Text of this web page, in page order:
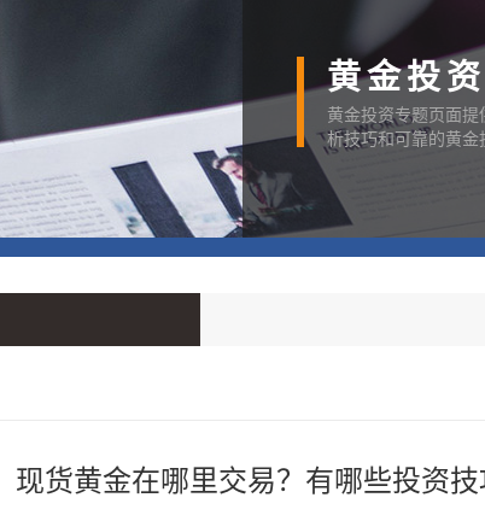
黄金投资
黄金投资专题页面
析技巧和可靠的黄金
现货黄金在哪里交易？有哪些投资技